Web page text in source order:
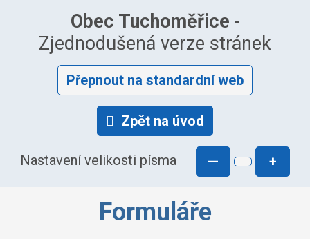
Obec Tuchoměřice -
Zjednodušená verze stránek
Přepnout na standardní web
Zpět na úvod
Nastavení velikosti písma — +
Formuláře